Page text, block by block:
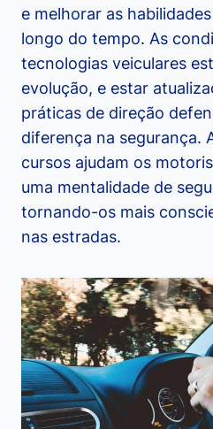
e melhorar as
longo do tempo. As
tecnologias veiculares
evolução, e estar
práticas de direção
diferença na segurança.
cursos ajudam os
uma mentalidade de
tornando-os mais
nas estradas.